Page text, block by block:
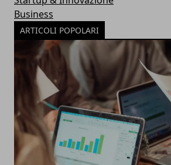
Business
ARTICOLI POPOLARI